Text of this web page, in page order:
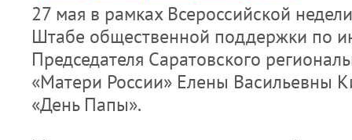
27 мая в рамках Всероссийской
Штабе общественной поддержки по
Председателя Саратовского
«Матери России» Елены Васильевны
«День Папы».